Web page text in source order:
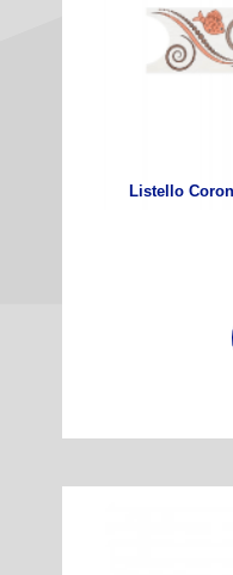
Listello